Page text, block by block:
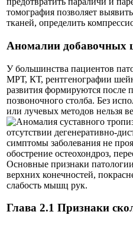
томография позволяет
тканей, определить
Аномалии добавочных
У большинства пациентов
МРТ, КТ, рентгенографии
развития формируются после
позвоночного столба. Без
или лучевых методов нельзя
отсутствии дегенеративно-
симптомы заболевания не
обострение остеохондроз,
Основные признаки
верхних конечностей,
слабость мышц рук.
Глава 2.1 Признаки